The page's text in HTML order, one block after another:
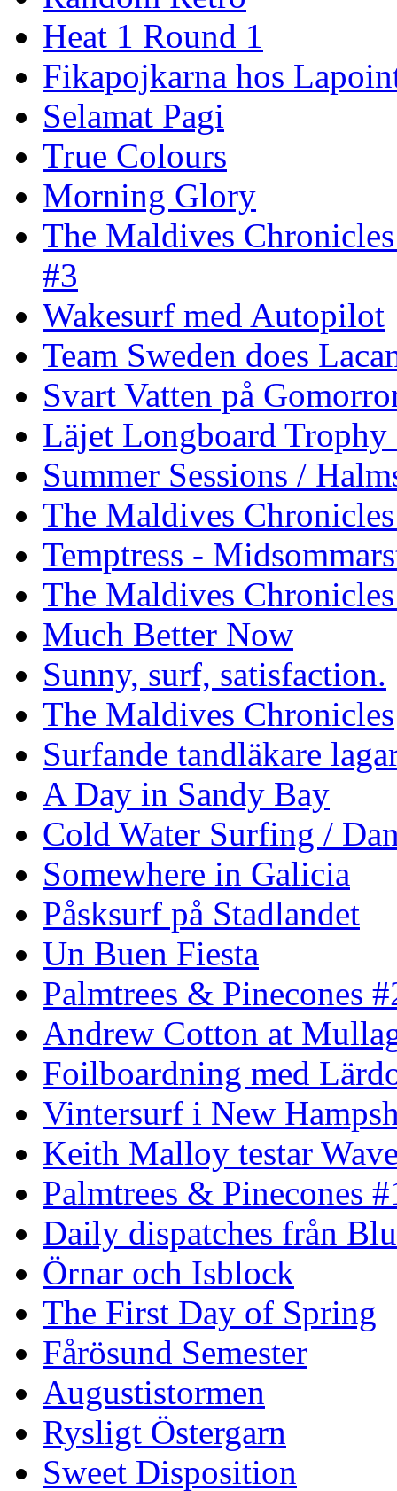
Heat 1 Round 1
Fikapojkarna hos
Selamat Pagi
True Colours
Morning Glory
The Maldives
#3
Wakesurf med Autopilot
Team Sweden does
Svart Vatten på
Läjet Longboard
Summer Sessions /
The Maldives
Temptress -
The Maldives
Much Better Now
Sunny, surf, satisfaction.
The Maldives Chronicles
Surfande tandläkare
A Day in Sandy Bay
Cold Water Surfing /
Somewhere in Galicia
Påsksurf på Stadlandet
Un Buen Fiesta
Palmtrees & Pinecones
Andrew Cotton at
Foilboardning med
Vintersurf i New
Keith Malloy testar
Palmtrees & Pinecones
Daily dispatches från
Örnar och Isblock
The First Day of Spring
Fårösund Semester
Augustistormen
Rysligt Östergarn
Sweet Disposition